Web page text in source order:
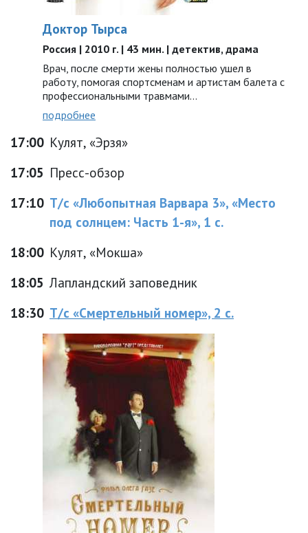
Доктор Тырса
Россия | 2010 г. | 43 мин. | детектив, драма
Врач, после смерти жены полностью ушел в
работу, помогая спортсменам и артистам балета с
профессиональными травмами...
подробнее
17:00 Кулят, «Эрзя»
17:05 Пресс-обзор
17:10 Т/с «Любопытная Варвара 3», «Место
под солнцем: Часть 1-я», 1 с.
18:00 Кулят, «Мокша»
18:05 Лапландский заповедник
18:30 Т/с «Смертельный номер», 2 с.